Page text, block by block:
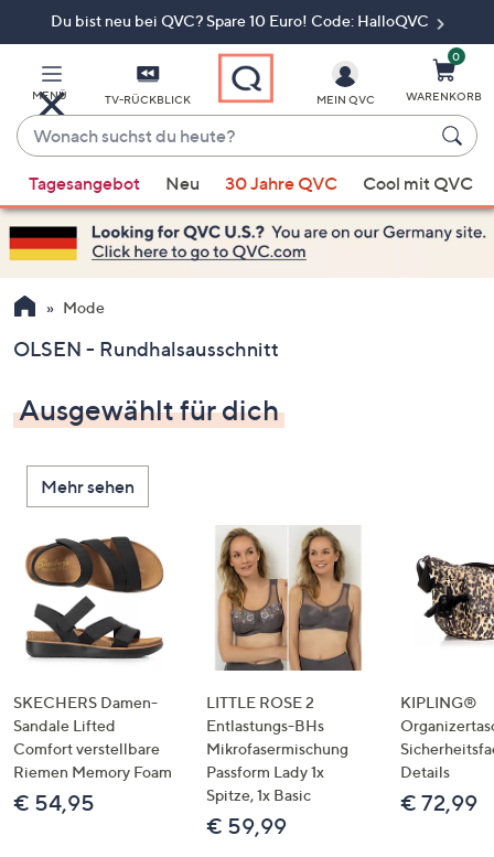
Du bist neu bei QVC? Spare 10 Euro! Code: HalloQVC
MENÜ TV-RÜCKBLICK
Wonach
suchst
du
heute?
Vorschläge
verfügbar
sind,
verwenden
Sie
Pfeiltasten
oben
und
nach
unten
oder
wischen
Sie
Touch-
Geräten
links
bzw.
rechts,
um
diese
MEIN QVC
0
WARENKORB
Tagesangebot Neu 30 Jahre QVC Cool mit QVC
Mode
OLSEN - Rundhalsausschnitt
Ausgewählt für dich
Mehr sehen
SKECHERS Damen-
Sandale Lifted
Comfort verstellbare
Riemen Memory Foam
€ 54,95
LITTLE ROSE 2
Entlastungs-BHs
Mikrofasermischung
Passform Lady 1x
Spitze, 1x Basic
€ 59,99
KIPLING®
Details
€ 72,99